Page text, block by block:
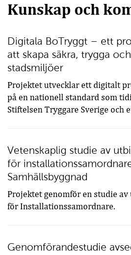
Kunskap och
Digitala BoTryggt – ett
att skapa säkra, trygga
stadsmiljöer
Projektet utvecklar ett digitalt
på en nationell standard som
Stiftelsen Tryggare Sverige och
Vetenskaplig studie av
för
Samhällsbyggnad
Projektet genomför en studie
för Installationssamordnare.
Genomförandestudie